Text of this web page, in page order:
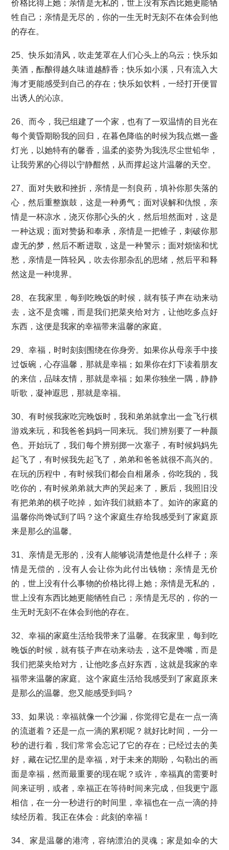
价格比得上她；亲情是无私的，世上没有东西比她更能牺
牲自己；亲情是无尽的，你的一生无时无刻不在体会到他
的存在。
25、快乐如清风，吹走笼罩在人们心头上的乌云；快乐如
美酒，酝酿得越久味道越醇香；快乐如小溪，只有流入大
海才更能感受到自己的存在；快乐如饮料，一经打开便冒
出诱人的沁凉。
26、而今，我已组建了一个家，也有了一双温情的目光在
每个黄昏期盼我的回归，在暮色降临的时候为我点燃一盏
灯光，以她特有的馨香，温柔的姿势为我洗尽尘世铅华，
让我劳累的心得以宁静酣然，从而撑起这片温馨的天空。
27、面对失败和挫折，亲情是一剂良药，填补你那失落的
心，然后重整旗鼓，这是一种勇气；面对误解和仇恨，亲
情是一杯凉水，浇灭你那心头的火，然后坦然面对，这是
一种达观；面对赞扬和奉承，亲情是一把锥子，刺破你那
虚无的梦，然后不断进取，这是一种警示；面对烦恼和忧
愁，亲情是一阵轻风，吹去你那杂乱的思绪，然后平和释
然这是一种境界。
28、在我家里，每到吃晚饭的时候，就有筷子声在动来动
去，这不是贪嘴，而是我们把菜夹给对方，让他吃多点好
东西，这便是我家的幸福带来温馨的家庭。
29、幸福，时时刻刻围绕在你身旁。如果你从母亲手中接
过饭碗，心存温馨，那就是幸福；如果你在灯下读着朋友
的来信，品味友情，那就是幸福；如果你独坐一隅，静静
听歌，凝神遐思，那就是幸福。
30、有时候我家吃完晚饭时，我和弟弟就拿出一盒飞行棋
游戏来玩，和我爸爸妈妈一同来玩。我们辨别要了一种颜
色。开始玩了，我们每个辨别掷一次塞子，有时候妈妈先
起飞了，有时候我先起飞了，弟弟和爸爸就很不高兴的。
在玩的历程中，有时候我们都会自相屠杀，你吃我的，我
吃你的，有时候弟弟就大声的哭起来了，厥后，我照旧没
有把弟弟的棋子吃掉，如许我们就赔本了。如许的家庭的
温馨你尚馋试到了吗？这个家庭生存给我感受到了家庭原
来是那么的温馨。
31、亲情是无形的，没有人能够说清楚他是什么样子；亲
情是无偿的，没有人会让你为此付出钱物；亲情是无价
的，世上没有什么事物的价格比得上她；亲情是无私的，
世上没有东西比她更能牺牲自己；亲情是无尽的，你的一
生无时无刻不在体会到他的存在。
32、幸福的家庭生活给我带来了温馨。在我家里，每到吃
晚饭的时候，就有筷子声在动来动去，这不是馋嘴，而是
我们把菜夹给对方，让他吃多点好东西，这就是我家的幸
福带来温馨的家庭。这个家庭生活给我感受到了家庭原来
是那么的温馨。您又能感受到吗？
33、如果说：幸福就像一个沙漏，你觉得它是在一点一滴
的流逝着？还是一点一滴的累积呢？就好比时间，一分一
秒的进行着，我们常常会忘记了它的存在；已经过去的美
好，藏在记忆里的是幸福，对于未来的期盼，勾勒出的画
面是幸福，然而最重要的现在呢？或许，幸福真的需要时
间来证明，或者，幸福正在等待时间来完成，但我更宁愿
相信，在一分一秒进行的时间里，幸福也在一点一滴的持
续经历着。我正在体会：此刻的幸福！
34、家是温馨的港湾，容纳漂泊的灵魂；家是如伞的大